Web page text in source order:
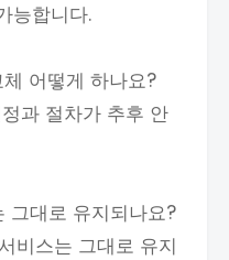
능합니다.
어떻게 하나요?
과 절차가 추후 안
그대로 유지되나요?
비스는 그대로 유지